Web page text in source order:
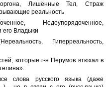
Лишённые Тел, Страж
реальность
Недоупорядоченное,
его Владыки
Гиперреальность,
которые г-н Перумов втюхал в
слова русского языка (даже